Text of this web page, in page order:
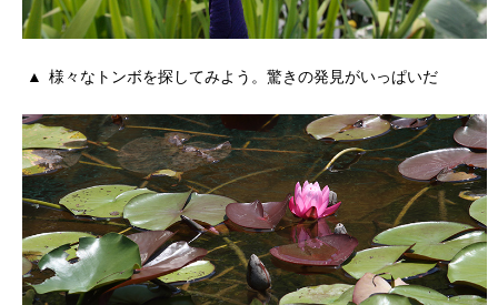
様々なトンボを探してみよう。驚きの発見がいっぱいだ